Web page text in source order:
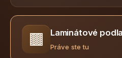
🟫 Laminátové
Práve ste tu